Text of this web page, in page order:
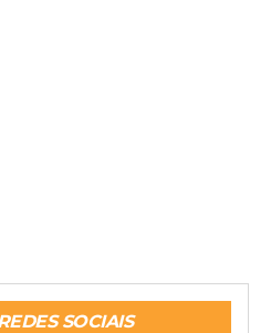
SOCIAIS